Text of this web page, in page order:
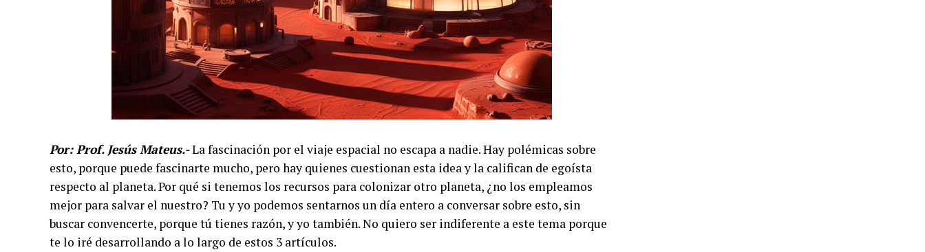
Por: Prof. Jesús Mateus.-La fascinación por el viaje espacial no escapa a nadie. Hay polémicas sobre
esto, porque puede fascinarte mucho, pero hay quienes cuestionan esta idea y la califican de egoísta
respecto al planeta. Por qué si tenemos los recursos para colonizar otro planeta, ¿no los empleamos
mejor para salvar el nuestro? Tu y yo podemos sentarnos un día entero a conversar sobre esto, sin
buscar convencerte, porque tú tienes razón, y yo también. No quiero ser indiferente a este tema porque
te lo iré desarrollando a lo largo de estos 3 artículos.